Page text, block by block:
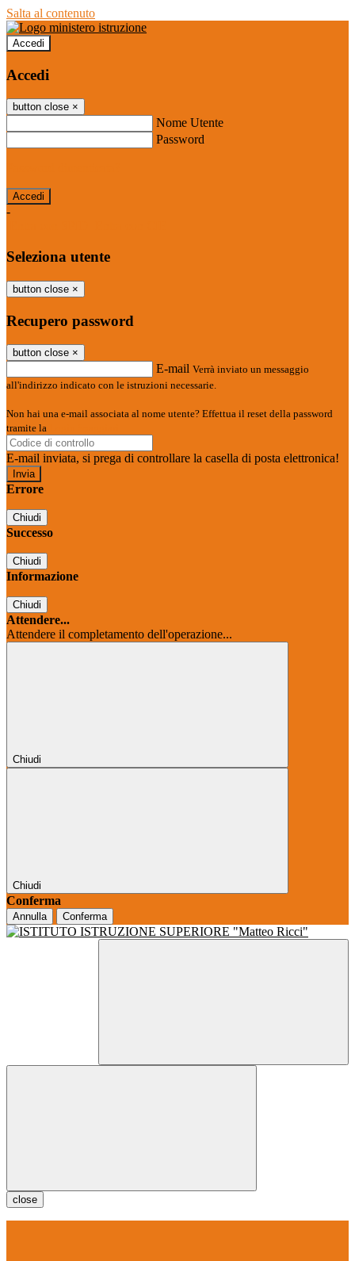
Salta al contenuto
Accedi
Accedi
button close ×
Nome Utente
Password
-
Seleziona utente
button close ×
Recupero password
button close ×
E-mail Verrà inviato un messaggio
all'indirizzo indicato con le istruzioni necessarie.
Non hai una e-mail associata al nome utente? Effettua il reset della password
tramite la
E-mail inviata, si prega di controllare la casella di posta elettronica!
Errore
Chiudi
Successo
Chiudi
Informazione
Chiudi
Attendere...
Attendere il completamento dell'operazione...
Chiudi
Chiudi
Conferma
Annulla Conferma
close